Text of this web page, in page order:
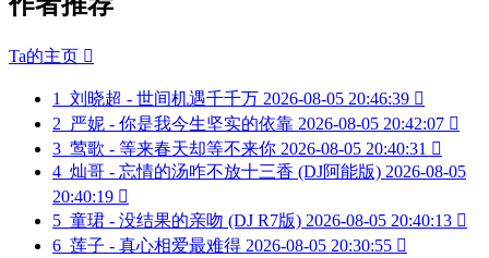
Ta的主页 
1 刘晓超 - 世间机遇千千万 2026-08-05 20:46:39 
2 严妮 - 你是我今生坚实的依靠 2026-08-05 20:42:07 
3 莺歌 - 等来春天却等不来你 2026-08-05 20:40:31 
4 灿哥 - 忘情的汤咋不放十三香 (DJ阿能版) 2026-08-05
20:40:19 
5 童珺 - 没结果的亲吻 (DJ R7版) 2026-08-05 20:40:13 
6 莲子 - 真心相爱最难得 2026-08-05 20:30:55 